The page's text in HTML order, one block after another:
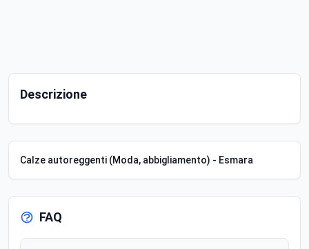
Descrizione
Calze autoreggenti (Moda, abbigliamento) - Esmara
FAQ